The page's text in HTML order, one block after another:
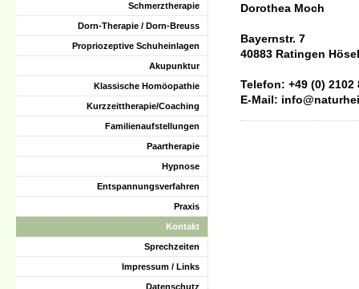
Dorothea Moch
Bayernstr. 7
40883 Ratingen Hösel
Telefon: +49 (0) 2102
E-Mail:
Schmerztherapie
Dorn-Therapie / Dorn-Breuss
Propriozeptive Schuheinlagen
Akupunktur
Klassische Homöopathie
Kurzzeittherapie/Coaching
Familienaufstellungen
Paartherapie
Hypnose
Entspannungsverfahren
Praxis
Kontakt
Sprechzeiten
Impressum / Links
Datenschutz